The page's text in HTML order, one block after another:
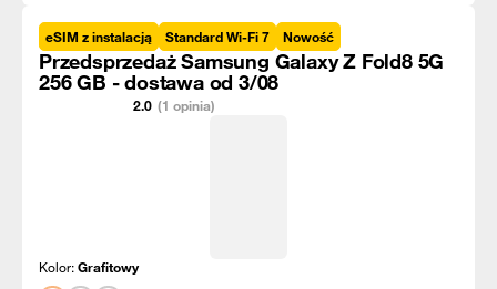
eSIM z instalacją Standard Wi-Fi 7 Nowość
Przedsprzedaż Samsung Galaxy Z Fold8 5G
256 GB - dostawa od 3/08
2.0 (1 opinia)
Kolor:Grafitowy